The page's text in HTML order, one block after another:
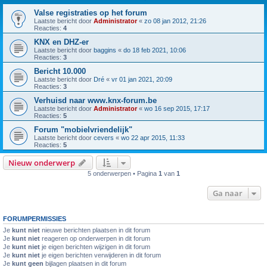
Valse registraties op het forum
Laatste bericht door Administrator« zo 08 jan 2012, 21:26
Reacties: 4
KNX en DHZ-er
Laatste bericht door baggins « do 18 feb 2021, 10:06
Reacties: 3
Bericht 10.000
Laatste bericht door Dré « vr 01 jan 2021, 20:09
Reacties: 3
Verhuisd naar www.knx-forum.be
Laatste bericht door Administrator« wo 16 sep 2015, 17:17
Reacties: 5
Forum "mobielvriendelijk"
Laatste bericht door cevers « wo 22 apr 2015, 11:33
Reacties: 5
Nieuw onderwerp
5 onderwerpen • Pagina 1 van 1
Ga naar
FORUMPERMISSIES
Je kunt niet nieuwe berichten plaatsen in dit forum
Je kunt niet reageren op onderwerpen in dit forum
Je kunt niet je eigen berichten wijzigen in dit forum
Je kunt niet je eigen berichten verwijderen in dit forum
Je kunt geen bijlagen plaatsen in dit forum